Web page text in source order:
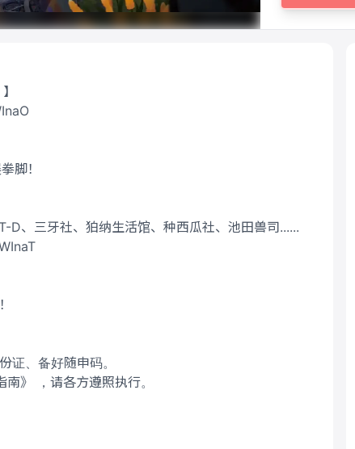
脚！
D、三牙社、狛纳生活馆、种西瓜社、池田兽司......
证、备好随申码。
》 ，请各方遵照执行。